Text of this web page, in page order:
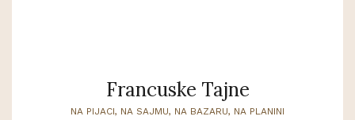
Francuske Tajne
NA PIJACI, NA SAJMU, NA BAZARU, NA PLANINI